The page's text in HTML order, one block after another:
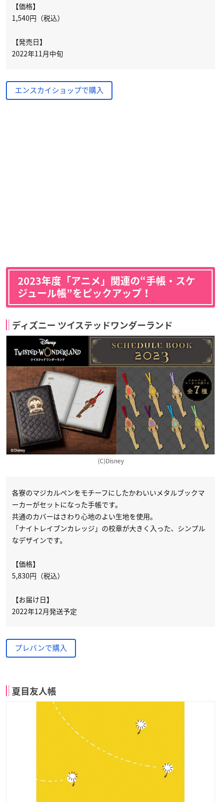
【価格】
1,540円（税込）
【発売日】
2022年11月中旬
エンスカイショップで購入
2023年度「アニメ」関連の“手帳・スケ
ジュール帳”をピックアップ！
ディズニー ツイステッドワンダーランド
(C)Disney
各寮のマジカルペンをモチーフにしたかわいいメタルブックマ
ーカーがセットになった手帳です。
共通のカバーはさわり心地のよい生地を使用。
「ナイトレイブンカレッジ」の校章が大きく入った、シンプル
なデザインです。
【価格】
5,830円（税込）
【お届け日】
2022年12月発送予定
プレバンで購入
夏目友人帳